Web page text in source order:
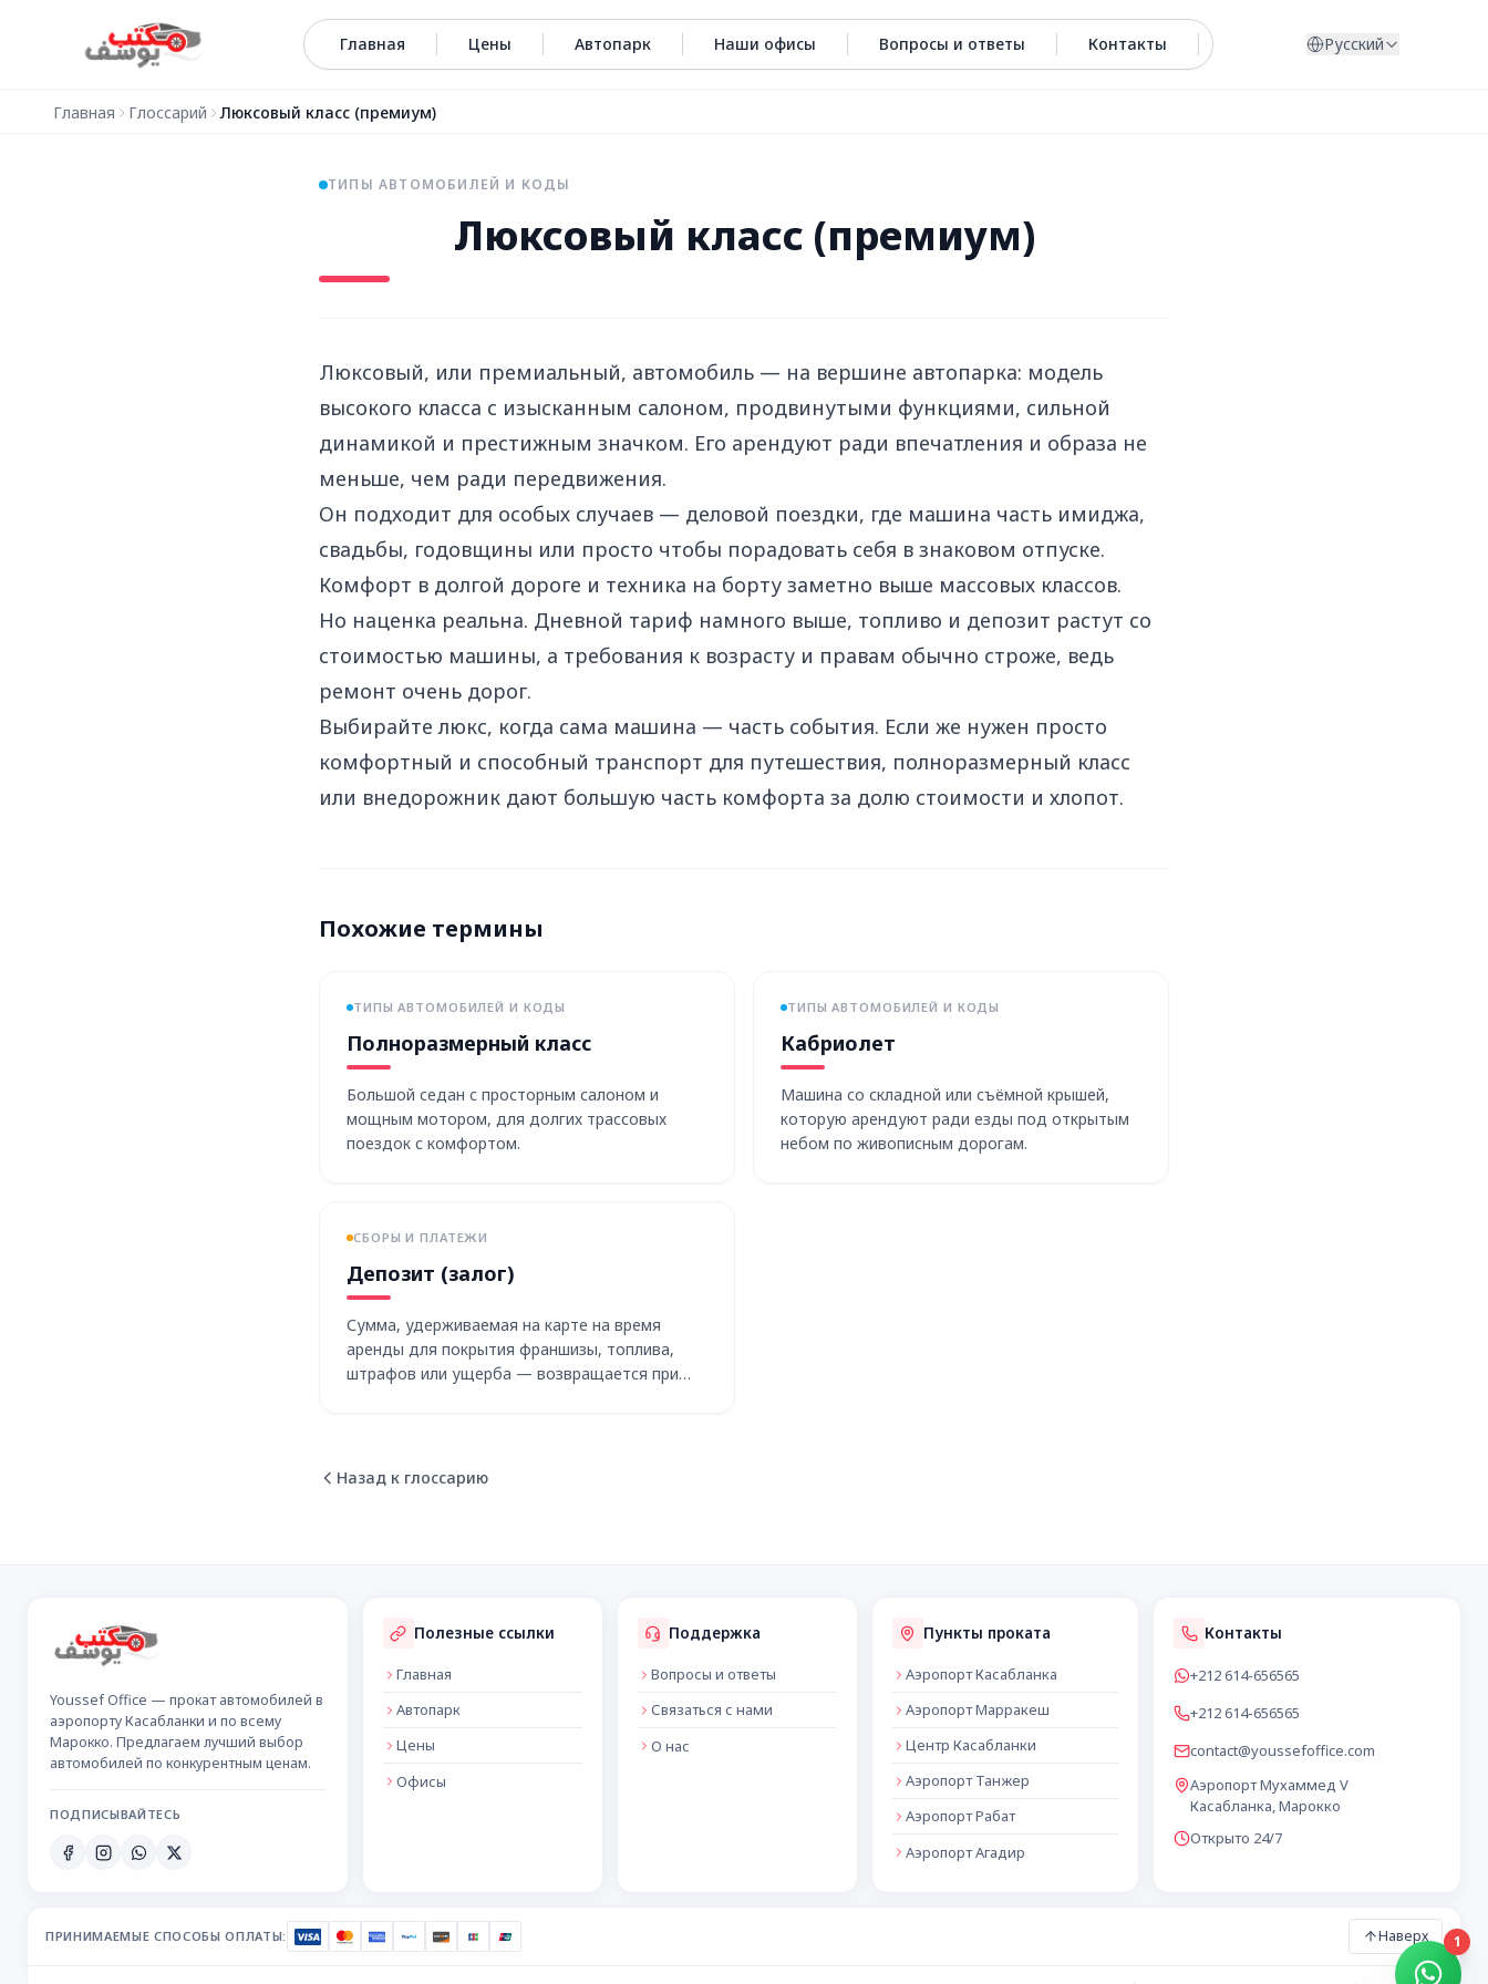
Главная Цены Автопарк Наши офисы Вопросы и ответы Контакты Русский
Главная Глоссарий Люксовый класс (премиум)
ТИПЫ АВТОМОБИЛЕЙ И КОДЫ
Люксовый класс (премиум)
Люксовый, или премиальный, автомобиль — на вершине автопарка: модель
высокого класса с изысканным салоном, продвинутыми функциями, сильной
динамикой и престижным значком. Его арендуют ради впечатления и образа не
меньше, чем ради передвижения.
Он подходит для особых случаев — деловой поездки, где машина часть имиджа,
свадьбы, годовщины или просто чтобы порадовать себя в знаковом отпуске.
Комфорт в долгой дороге и техника на борту заметно выше массовых классов.
Но наценка реальна. Дневной тариф намного выше, топливо и депозит растут со
стоимостью машины, а требования к возрасту и правам обычно строже, ведь
ремонт очень дорог.
Выбирайте люкс, когда сама машина — часть события. Если же нужен просто
комфортный и способный транспорт для путешествия, полноразмерный класс
или внедорожник дают большую часть комфорта за долю стоимости и хлопот.
Похожие термины
ТИПЫ АВТОМОБИЛЕЙ И КОДЫ
Полноразмерный класс
Большой седан с просторным салоном и
мощным мотором, для долгих трассовых
поездок с комфортом.
ТИПЫ АВТОМОБИЛЕЙ И КОДЫ
Кабриолет
Машина со складной или съёмной крышей,
которую арендуют ради езды под открытым
небом по живописным дорогам.
СБОРЫ И ПЛАТЕЖИ
Депозит (залог)
Сумма, удерживаемая на карте на время
аренды для покрытия франшизы, топлива,
штрафов или ущерба — возвращается при
Назад к глоссарию
Youssef Office — прокат автомобилей в
аэропорту Касабланки и по всему
Марокко. Предлагаем лучший выбор
автомобилей по конкурентным ценам.
ПОДПИСЫВАЙТЕСЬ
Полезные ссылки
Главная
Автопарк
Цены
Офисы
Поддержка
Вопросы и ответы
Связаться с нами
О нас
Пункты проката
Аэропорт Касабланка
Аэропорт Марракеш
Центр Касабланки
Аэропорт Танжер
Аэропорт Рабат
Аэропорт Агадир
Контакты
+212 614-656565
+212 614-656565
contact@youssefoffice.com
Аэропорт Мухаммед V
Касабланка, Марокко
Открыто 24/7
ПРИНИМАЕМЫЕ СПОСОБЫ ОПЛАТЫ: Наверх 1